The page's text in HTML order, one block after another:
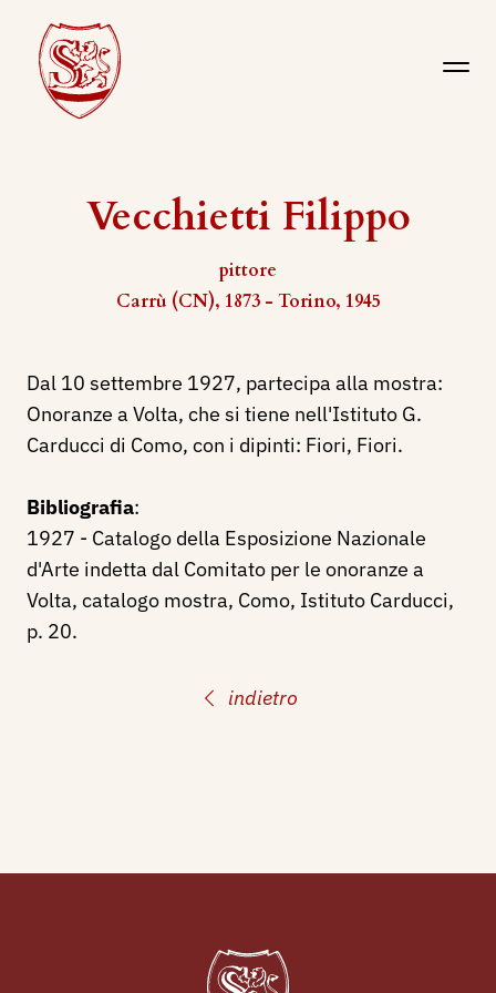
Vecchietti Filippo
pittore
Carrù (CN), 1873 - Torino, 1945
indietro
Dal 10 settembre 1927, partecipa alla mostra:
Onoranze a Volta, che si tiene nell'Istituto G.
Carducci di Como, con i dipinti: Fiori, Fiori.
Bibliografia:
1927 - Catalogo della Esposizione Nazionale
d'Arte indetta dal Comitato per le onoranze a
Volta, catalogo mostra, Como, Istituto Carducci,
p. 20.